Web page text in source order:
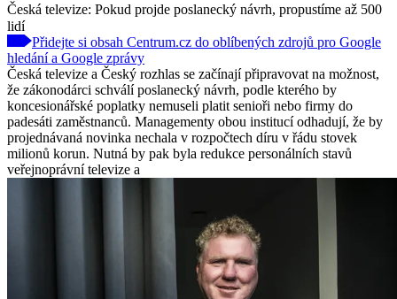
Česká televize: Pokud projde poslanecký návrh, propustíme až 500
lidí
Přidejte si obsah Centrum.cz do oblíbených zdrojů pro Google
hledání a Google zprávy
Česká televize a Český rozhlas se začínají připravovat na možnost,
že zákonodárci schválí poslanecký návrh, podle kterého by
koncesionářské poplatky nemuseli platit senioři nebo firmy do
padesáti zaměstnanců. Managementy obou institucí odhadují, že by
projednávaná novinka nechala v rozpočtech díru v řádu stovek
milionů korun. Nutná by pak byla redukce personálních stavů
veřejnoprávní televize a